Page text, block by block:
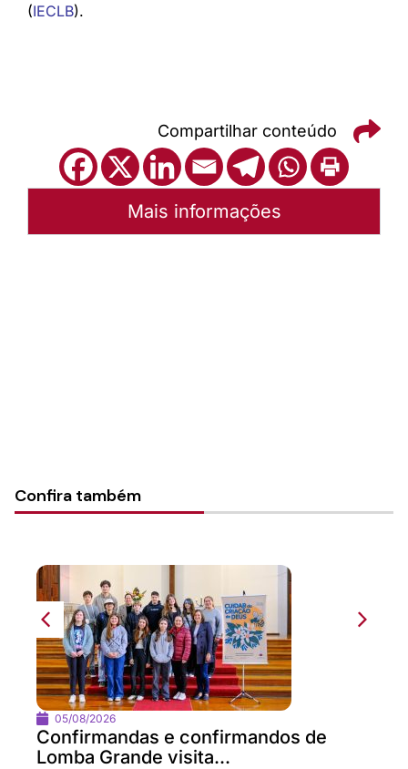
(IECLB).
Compartilhar conteúdo
Mais informações
Confira também
05/08/2026
Confirmandas e confirmandos de
Lomba Grande visita...